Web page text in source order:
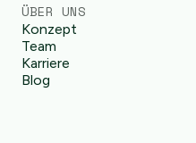
ÜBER UNS
Konzept
Team
Karriere
Blog